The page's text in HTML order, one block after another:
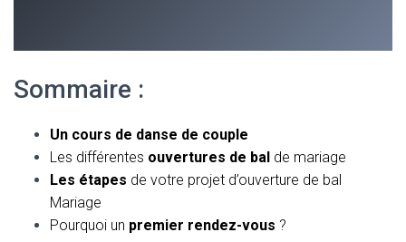
Sommaire :
Un cours de danse de couple
Les différentes ouvertures de bal de mariage
Les étapes de votre projet d’ouverture de bal
Mariage
Pourquoi un premier rendez-vous ?